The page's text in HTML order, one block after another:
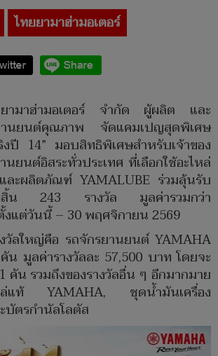
ไทยยามาฮ่ามอเตอร์
ามาฮ่ามอเตอร์ จำกัด ผู้ผลิต และ
านยนต์คุณภาพ จัดแคมเปญสุดพิเศษ
งปี 14” มอบสิทธิพิเศษสำหรับเจ้าของ
ยนต์อิสระทั่วประเทศ ที่เลือกใช้อะไหล่
ละผลิตภัณฑ์ YAMALUBE ร่วมลุ้นรับ
ทั้งสิ้น 243 รางวัล มูลค่ารวมกว่า
งแต่วันนี้ – 30 พฤศจิกายน 2569
งวัลใหญ่คือ รถจักรยานยนต์ YAMAHA
มูลค่ารางวัลละ 57,500 บาท โดยจะ
คัน รวมถึงของรางวัลอื่น ๆ อีกมากมาย
แท้ YAMAHA, ชุดน้ำมันเครื่อง
บัตรกำนัลโลตัส